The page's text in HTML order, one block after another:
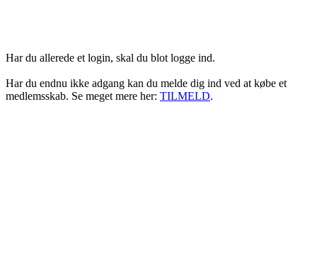
Har du allerede et login, skal du blot logge ind.
Har du endnu ikke adgang kan du melde dig ind ved at købe et
medlemsskab. Se meget mere her: TILMELD.